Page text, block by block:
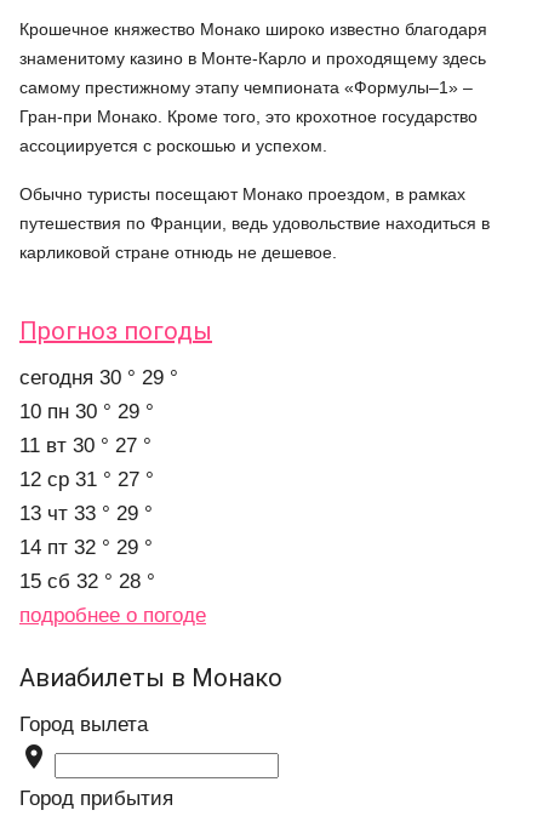
Крошечное княжество Монако широко известно благодаря
знаменитому казино в Монте-Карло и проходящему здесь
самому престижному этапу чемпионата «Формулы–1» –
Гран-при Монако. Кроме того, это крохотное государство
ассоциируется с роскошью и успехом.
Обычно туристы посещают Монако проездом, в рамках
путешествия по Франции, ведь удовольствие находиться в
карликовой стране отнюдь не дешевое.
Прогноз погоды
cегодня 30 ° 29 °
10 пн 30 ° 29 °
11 вт 30 ° 27 °
12 ср 31 ° 27 °
13 чт 33 ° 29 °
14 пт 32 ° 29 °
15 сб 32 ° 28 °
подробнее о погоде
Авиабилеты в Монако
Город вылета

Город прибытия